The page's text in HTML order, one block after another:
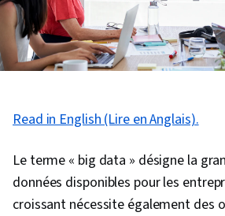
Read in English (Lire en Anglais).
Le terme « big data » désigne la
données disponibles pour les
croissant nécessite également des